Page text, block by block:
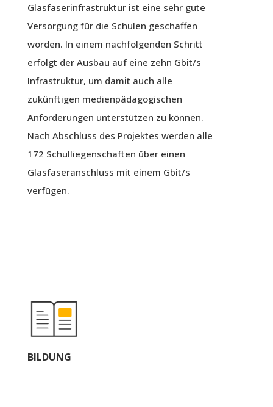
Glasfaserinfrastruktur ist eine sehr gute
Versorgung für die Schulen geschaffen
worden. In einem nachfolgenden Schritt
erfolgt der Ausbau auf eine zehn Gbit/s
Infrastruktur, um damit auch alle
zukünftigen medienpädagogischen
Anforderungen unterstützen zu können.
Nach Abschluss des Projektes werden alle
172 Schulliegenschaften über einen
Glasfaseranschluss mit einem Gbit/s
verfügen.
BILDUNG